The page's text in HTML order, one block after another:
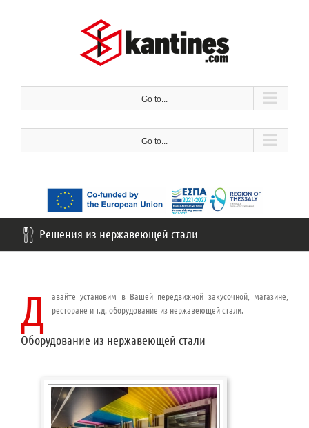
Go to...
Go to...
Решения из нержавеющей стали
Д
авайте установим в Вашей передвижной закусочной, магазине,
ресторане и т.д. оборудование из нержавеющей стали.
Оборудование из нержавеющей стали